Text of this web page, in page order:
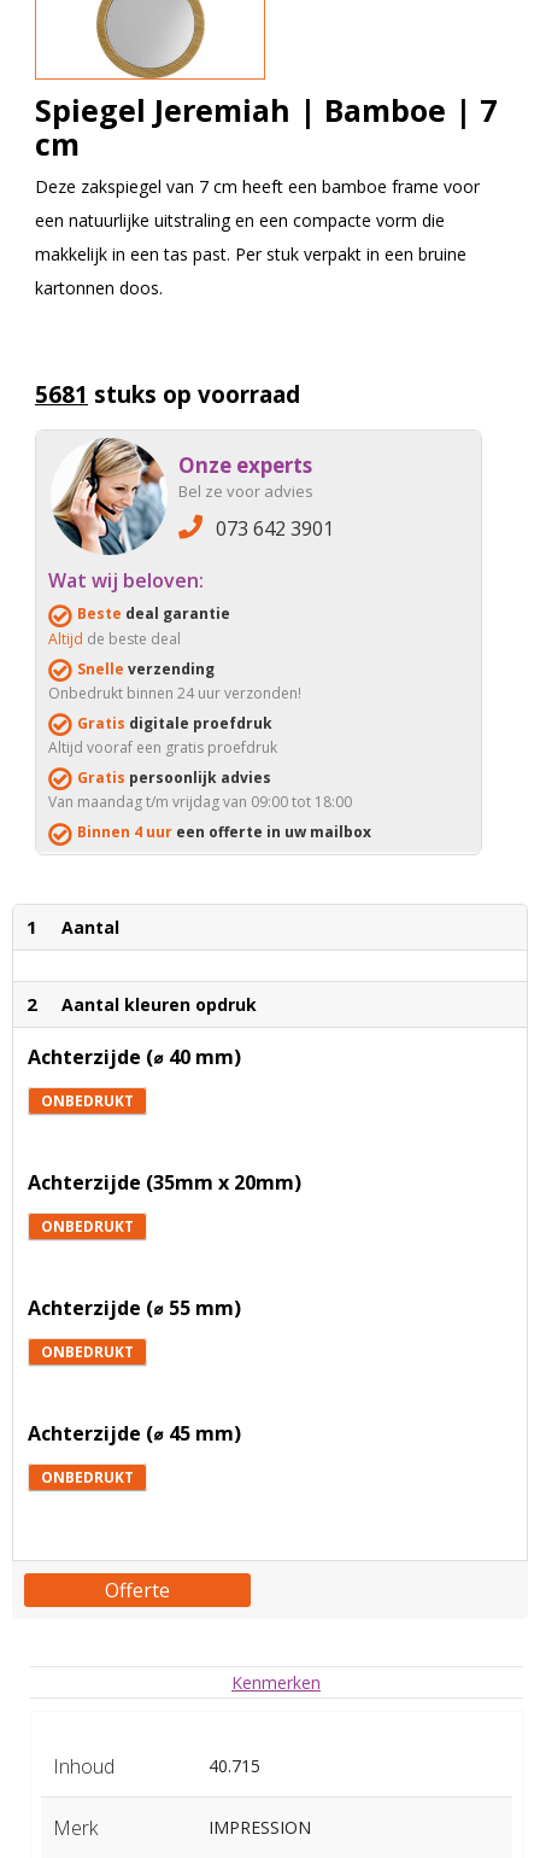
Spiegel Jeremiah | Bamboe | 7
cm
Deze zakspiegel van 7 cm heeft een bamboe frame voor
een natuurlijke uitstraling en een compacte vorm die
makkelijk in een tas past. Per stuk verpakt in een bruine
kartonnen doos.
5681 stuks op voorraad
Onze experts
Bel ze voor advies
073 642 3901
Wat wij beloven:
Beste deal garantie
Altijd de beste deal
Snelle verzending
Onbedrukt binnen 24 uur verzonden!
Gratis digitale proefdruk
Altijd vooraf een gratis proefdruk
Gratis persoonlijk advies
Van maandag t/m vrijdag van 09:00 tot 18:00
Binnen 4 uur een offerte in uw mailbox
1 Aantal
2 Aantal kleuren opdruk
Achterzijde (⌀ 40 mm)
ONBEDRUKT
Achterzijde (35mm x 20mm)
ONBEDRUKT
Achterzijde (⌀ 55 mm)
ONBEDRUKT
Achterzijde (⌀ 45 mm)
ONBEDRUKT
Offerte
Kenmerken
Inhoud 40.715
Merk IMPRESSION